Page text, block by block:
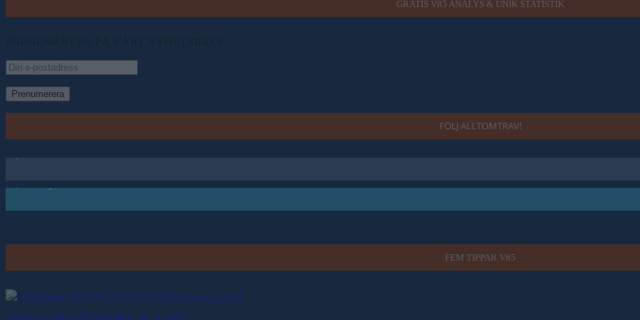
GRATIS V85 ANALYS & UNIK STATISTIK
PRENUMERERA PÅ VÅRT NYHETSBREV!
FÖLJ ALLTOMTRAV!
FEM TIPPAR V85